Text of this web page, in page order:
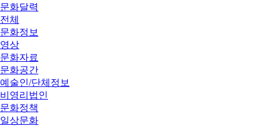
문화달력
전체
문화정보
영상
문화자료
문화공간
예술인/단체정보
비영리법인
문화정책
일상문화